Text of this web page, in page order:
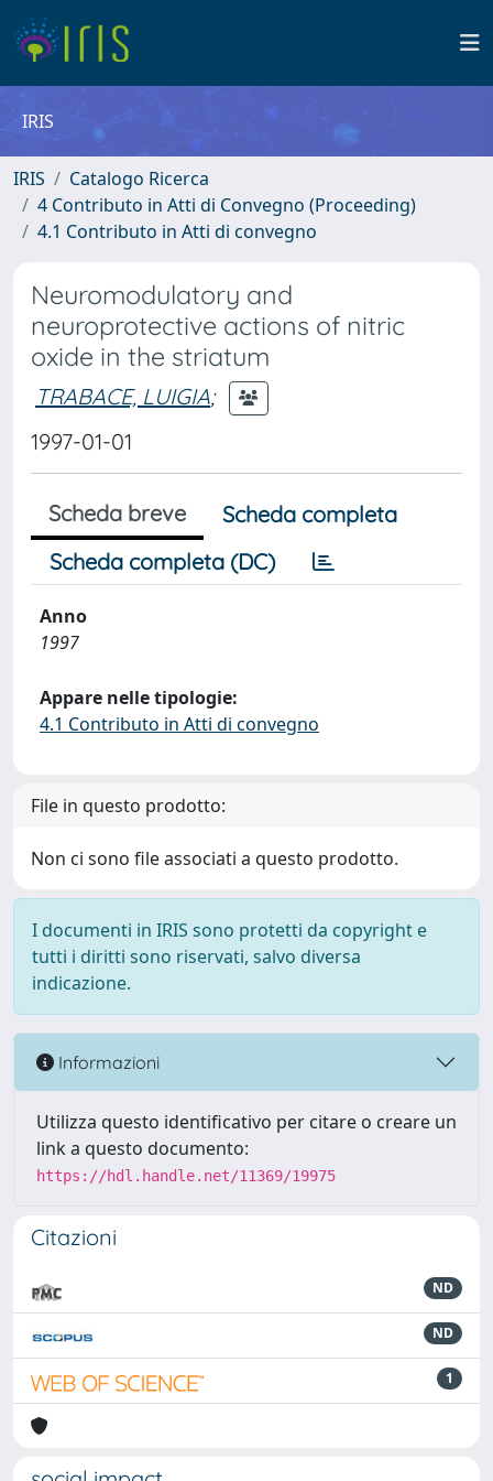
IRIS
IRIS
Catalogo Ricerca
4 Contributo in Atti di Convegno (Proceeding)
4.1 Contributo in Atti di convegno
Neuromodulatory and
neuroprotective actions of nitric
oxide in the striatum
TRABACE, LUIGIA;
1997-01-01
Scheda breve
Scheda completa
Scheda completa (DC)
Anno
1997
Appare nelle tipologie:
4.1 Contributo in Atti di convegno
File in questo prodotto:
Non ci sono file associati a questo prodotto.
I documenti in IRIS sono protetti da copyright e
tutti i diritti sono riservati, salvo diversa
indicazione.
Informazioni
Utilizza questo identificativo per citare o creare un
link a questo documento:
https://hdl.handle.net/11369/19975
Citazioni
ND
ND
1